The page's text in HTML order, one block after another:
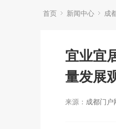
首页 新闻中心 成
宜业宜
量发展
来源： 成都门户